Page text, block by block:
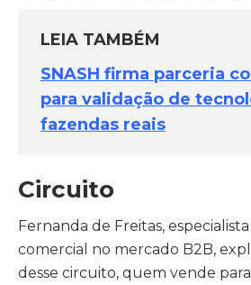
LEIA TAMBÉM
SNASH firma parceria
para validação de
fazendas reais
Circuito
Fernanda de Freitas,
comercial no mercado B2B,
desse circuito, quem vende